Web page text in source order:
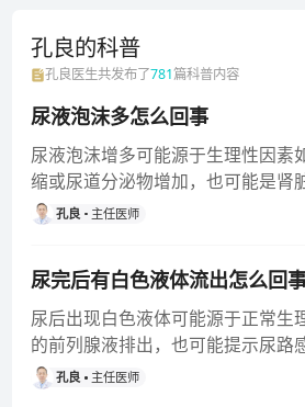
战，以高度的事业心和责任感备受
孔良的科普
孔良医生共发布了781篇科普内容
尿液泡沫多怎么回事
尿液泡沫增多可能源于生理性因素
缩或尿道分泌物增加，也可能是肾
染或肝胆疾病等病理状况所
孔良 主任医师
尿完后有白色液体流出怎么回
尿后出现白色液体可能源于正常生
的前列腺液排出，也可能提示尿路
炎或前列腺炎等健康问题。
孔良 主任医师